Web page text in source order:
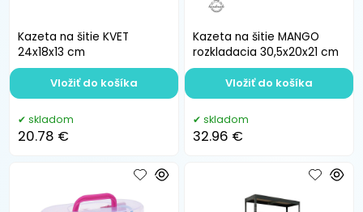
Kazeta na šitie KVET
24x18x13 cm
skladom
20.78 €
Vložiť do košíka
Kazeta na šitie MANGO
rozkladacia 30,5x20x21 cm
skladom
32.96 €
Vložiť do košíka